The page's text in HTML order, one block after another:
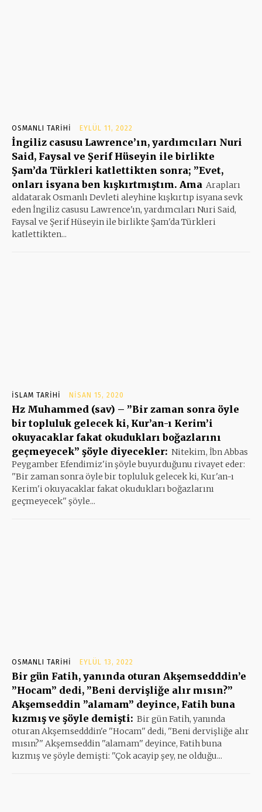
OSMANLI TARIHI EYLÜL 11, 2022
İngiliz casusu Lawrence’ın, yardımcıları Nuri
Said, Faysal ve Şerif Hüseyin ile birlikte
Şam’da Türkleri katlettikten sonra; ”Evet,
onları isyana ben kışkırtmıştım. Ama Arapları
aldatarak Osmanlı Devleti aleyhine kışkırtıp isyana sevk
eden İngiliz casusu Lawrence'ın, yardımcıları Nuri Said,
Faysal ve Şerif Hüseyin ile birlikte Şam'da Türkleri
katlettikten...
İSLAM TARIHI NISAN 15, 2020
Hz Muhammed (sav) – ”Bir zaman sonra öyle
bir topluluk gelecek ki, Kur’an-ı Kerim’i
okuyacaklar fakat okudukları boğazlarını
geçmeyecek” şöyle diyecekler: Nitekim, İbn Abbas
Peygamber Efendimiz'in şöyle buyurduğunu rivayet eder:
''Bir zaman sonra öyle bir topluluk gelecek ki, Kur'an-ı
Kerim'i okuyacaklar fakat okudukları boğazlarını
geçmeyecek'' şöyle...
OSMANLI TARIHI EYLÜL 13, 2022
Bir gün Fatih, yanında oturan Akşemsedddin’e
”Hocam” dedi, ”Beni dervişliğe alır mısın?”
Akşemseddin ”alamam” deyince, Fatih buna
kızmış ve şöyle demişti: Bir gün Fatih, yanında
oturan Akşemsedddin'e ''Hocam'' dedi, ''Beni dervişliğe alır
mısın?'' Akşemseddin ''alamam'' deyince, Fatih buna
kızmış ve şöyle demişti: ''Çok acayip şey, ne olduğu...